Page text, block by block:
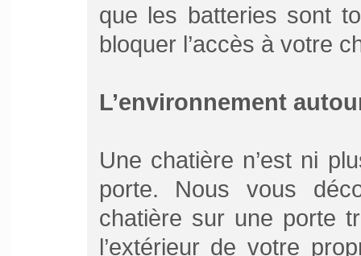
que les batteries sont
bloquer l’accès à votre
L’environnement
Une chatière n’est ni
porte. Nous vous
chatière sur une porte
l’extérieur de votre